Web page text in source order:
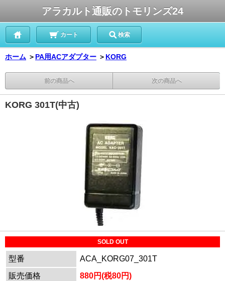
アラカルト通販のトモリンズ24
カート 検索
ホーム ＞ PA用ACアダプター ＞ KORG
前の商品へ 次の商品へ
KORG 301T(中古)
SOLD OUT
型番
ACA_KORG07_301T
販売価格
880円(税80円)